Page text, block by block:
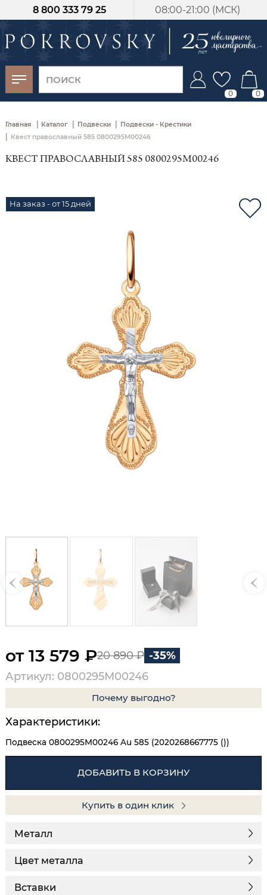
08:00-21:00 (МСК)
8 800 333 79 25
0 0
Главная | Каталог | Подвески | Подвески - Крестики
| Квест православный 585 0800295М00246
КВЕСТ ПРАВОСЛАВНЫЙ 585 0800295М00246
На заказ - от 15 дней
от 13 579 ₽20 890 ₽ -35%
Артикул: 0800295М00246
Почему выгодно?
Характеристики:
Подвеска 0800295М00246 Au 585 (2020268667775 ())
ДОБАВИТЬ В КОРЗИНУ
Купить в один клик
Металл
Цвет металла
Вставки
-30%
от 15 дней с
момента оплаты